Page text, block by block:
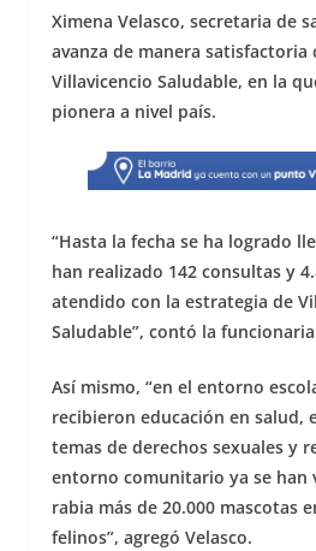
c
e
b
o
o
k
at
s
A
p
p
ss
e
n
g
er
e
Ximena Velasco, secretaria de
avanza de manera satisfactoria
Villavicencio Saludable, en la
pionera a nivel país.
“Hasta la fecha se ha logrado
han realizado 142 consultas y
atendido con la estrategia de
Saludable”, contó la
Así mismo, “en el entorno
recibieron educación en salud,
temas de derechos sexuales y
entorno comunitario ya se han
rabia más de 20.000 mascotas
felinos”, agregó Velasco.